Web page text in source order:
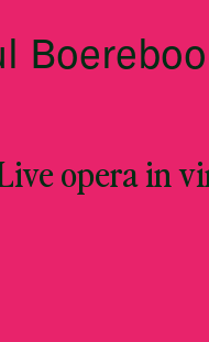
opera in